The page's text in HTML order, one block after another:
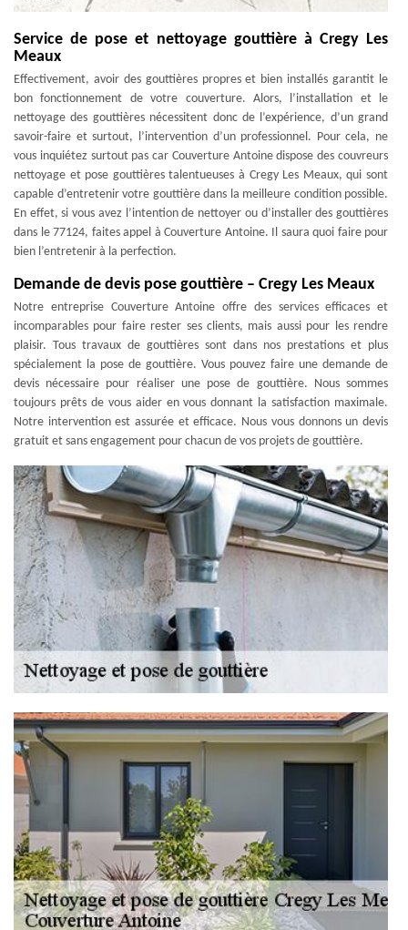
Service de pose et nettoyage gouttière à Cregy Les
Meaux
Effectivement, avoir des gouttières propres et bien installés garantit le
bon fonctionnement de votre couverture. Alors, l’installation et le
nettoyage des gouttières nécessitent donc de l’expérience, d’un grand
savoir-faire et surtout, l’intervention d’un professionnel. Pour cela, ne
vous inquiétez surtout pas car Couverture Antoine dispose des couvreurs
nettoyage et pose gouttières talentueuses à Cregy Les Meaux, qui sont
capable d’entretenir votre gouttière dans la meilleure condition possible.
En effet, si vous avez l’intention de nettoyer ou d’installer des gouttières
dans le 77124, faites appel à Couverture Antoine. Il saura quoi faire pour
bien l’entretenir à la perfection.
Demande de devis pose gouttière – Cregy Les Meaux
Notre entreprise Couverture Antoine offre des services efficaces et
incomparables pour faire rester ses clients, mais aussi pour les rendre
plaisir. Tous travaux de gouttières sont dans nos prestations et plus
spécialement la pose de gouttière. Vous pouvez faire une demande de
devis nécessaire pour réaliser une pose de gouttière. Nous sommes
toujours prêts de vous aider en vous donnant la satisfaction maximale.
Notre intervention est assurée et efficace. Nous vous donnons un devis
gratuit et sans engagement pour chacun de vos projets de gouttière.